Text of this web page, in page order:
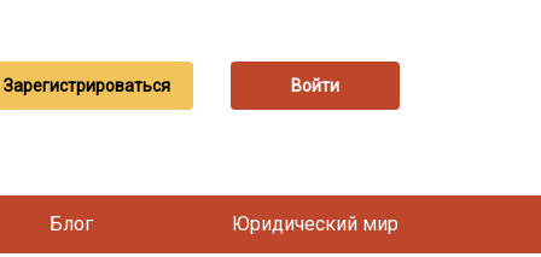
Зарегистрироваться Войти
Блог Юридический мир